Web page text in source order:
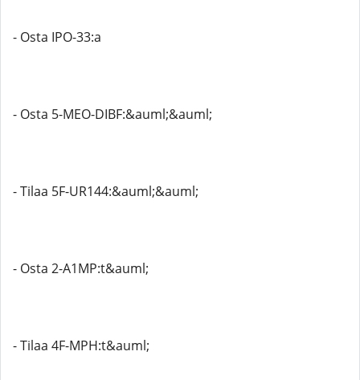
- Osta IPO-33:a
- Osta 5-MEO-DIBF:&auml;&auml;
- Tilaa 5F-UR144:&auml;&auml;
- Osta 2-A1MP:t&auml;
- Tilaa 4F-MPH:t&auml;